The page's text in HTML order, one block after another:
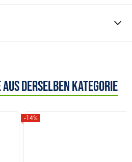
derselben Kategorie
-14%